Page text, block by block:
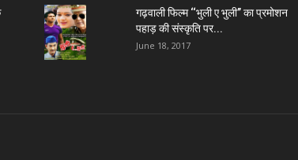
गढ़वाली फिल्म ‘‘भुली ए भुली’’ का प्रमोशन
पहाड़ की संस्कृति पर...
June 18, 2017